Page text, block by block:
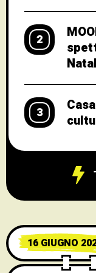
2
3
16 GIUGNO